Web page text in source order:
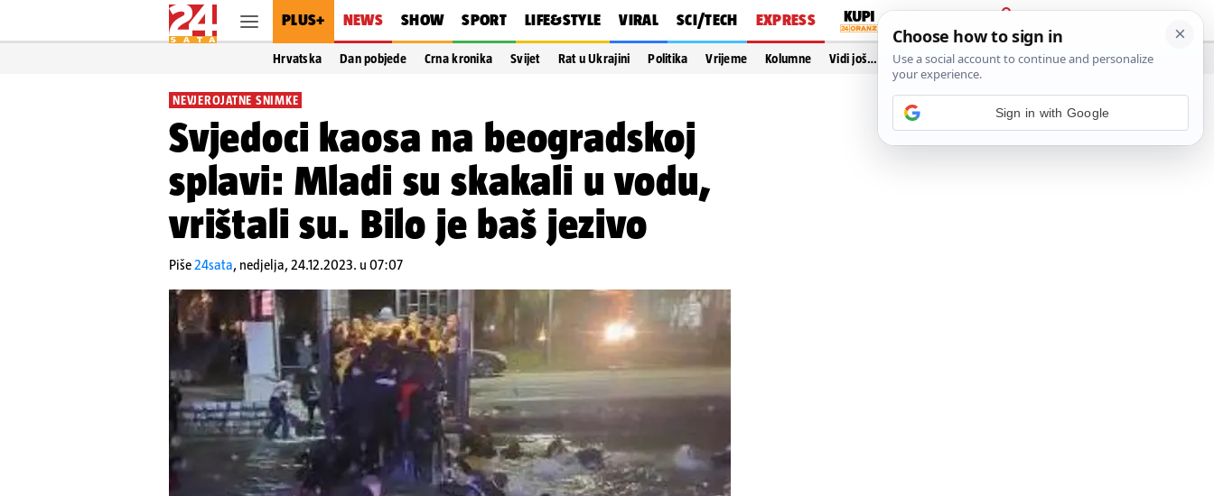
PLUS+ NEWS SHOW SPORT LIFE&STYLE VIRAL SCI/TECH EXPRESS
PRIJAVA
Hrvatska Dan pobjede Crna kronika Svijet Rat u Ukrajini Politika Vrijeme Kolumne Vidi još…
NEVJEROJATNE SNIMKE
Svjedoci kaosa na beogradskoj
splavi: Mladi su skakali u vodu,
vrištali su. Bilo je baš jezivo
Piše24sata, nedjelja, 24.12.2023. u 07:07
Sign in with Google